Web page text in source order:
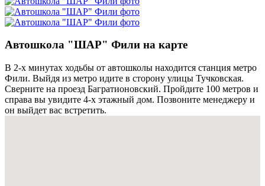
Автошкола "ШАР" Фили на карте
В 2-х минутах ходьбы от автошколы находится станция метро
Фили. Выйдя из метро идите в сторону улицы Тучковская.
Сверните на проезд Багратионовский. Пройдите 100 метров и
справа вы увидите 4-х этажный дом. Позвоните менеджеру и
он выйдет вас встретить.